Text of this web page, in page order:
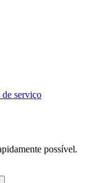
serviço
possível.